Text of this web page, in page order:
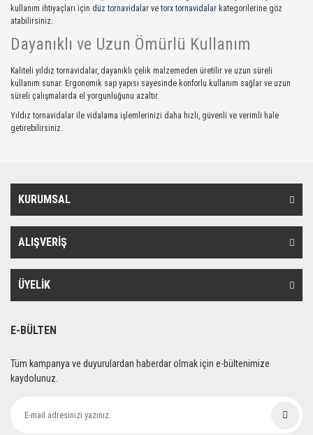
kullanım ihtiyaçları için düz tornavidalar ve torx tornavidalar kategorilerine göz
atabilirsiniz.
Dayanıklı ve Uzun Ömürlü Kullanım
Kaliteli yıldız tornavidalar, dayanıklı çelik malzemeden üretilir ve uzun süreli
kullanım sunar. Ergonomik sap yapısı sayesinde konforlu kullanım sağlar ve uzun
süreli çalışmalarda el yorgunluğunu azaltır.
Yıldız tornavidalar ile vidalama işlemlerinizi daha hızlı, güvenli ve verimli hale
getirebilirsiniz.
KURUMSAL
ALIŞVERİŞ
ÜYELİK
E-BÜLTEN
Tüm kampanya ve duyurulardan haberdar olmak için e-bültenimize
kaydolunuz.